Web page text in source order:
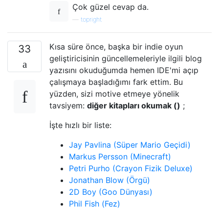
Çok güzel cevap da.
topright
33
Kısa süre önce, başka bir indie oyun
geliştiricisinin güncellemeleriyle ilgili blog
yazısını okuduğumda hemen IDE'mi açıp
çalışmaya başladığımı fark ettim. Bu
yüzden, sizi motive etmeye yönelik
tavsiyem: diğer kitapları okumak () ;
İşte hızlı bir liste:
Jay Pavlina (Süper Mario Geçidi)
Markus Persson (Minecraft)
Petri Purho (Crayon Fizik Deluxe)
Jonathan Blow (Örgü)
2D Boy (Goo Dünyası)
Phil Fish (Fez)